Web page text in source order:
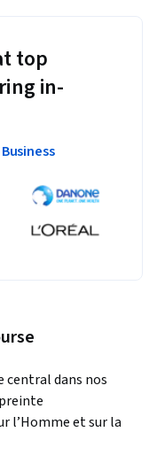
top
in-
central dans nos
l’Homme et sur la